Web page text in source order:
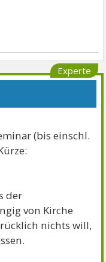
Experte
(bis einschl.
der
von Kirche
nichts will,